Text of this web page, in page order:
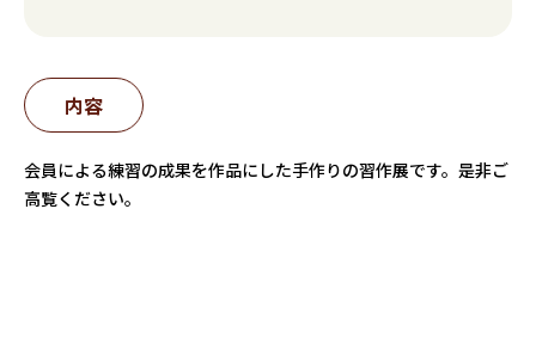
内容
会員による練習の成果を作品にした手作りの習作展です。是非ご
高覧ください。